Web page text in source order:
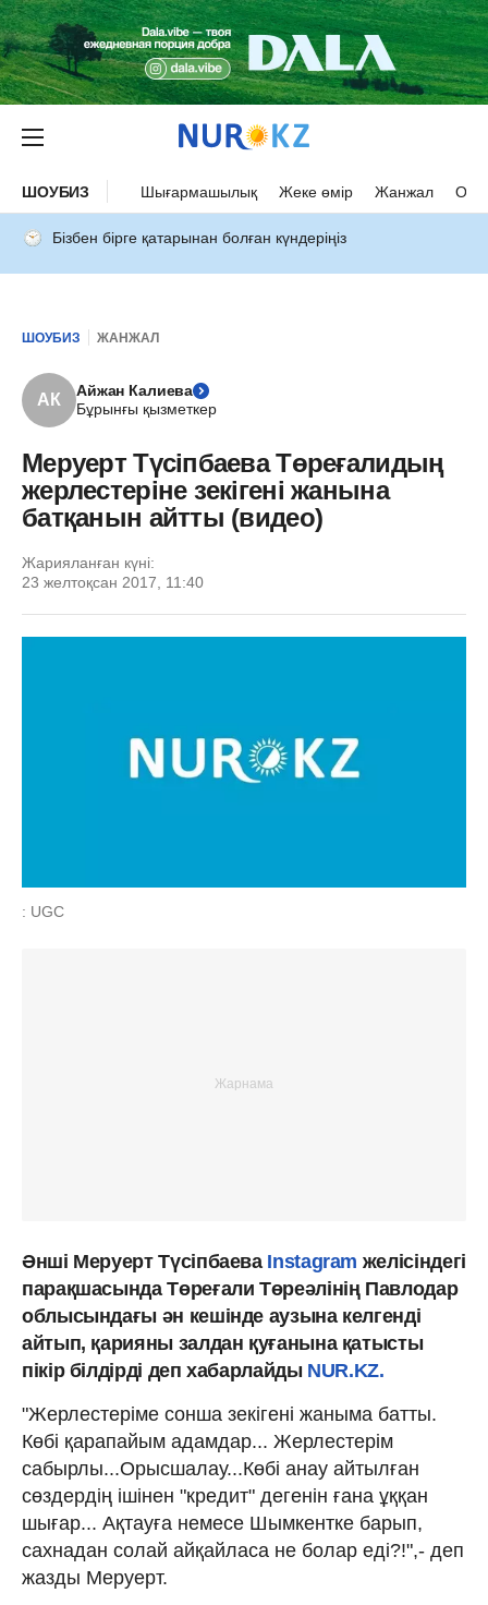
ШОУБИЗ Шығармашылық Жеке өмір Жанжал
Бізбен бірге қатарынан болған күндеріңіз
ШОУБИЗ ЖАНЖАЛ
АК
Айжан Калиева
Бұрынғы қызметкер
Меруерт Түсіпбаева Төреғалидың
жерлестеріне зекігені жанына
батқанын айтты (видео)
Жарияланған күні:
23 желтоқсан 2017, 11:40
: UGC
Әнші Меруерт ТүсіпбаеваInstagram желісіндегі
парақшасында Төреғали Төреәлінің Павлодар
облысындағы ән кешінде аузына келгенді
айтып, қарияны залдан қуғанына қатысты
пікір білдірді деп хабарлайдыNUR.KZ.
"Жерлестеріме сонша зекігені жаныма батты.
Көбі қарапайым адамдар... Жерлестерім
сабырлы...Орысшалау...Көбі анау айтылған
сөздердің ішінен "кредит" дегенін ғана ұққан
шығар... Ақтауға немесе Шымкентке барып,
сахнадан солай айқайласа не болар еді?!",- деп
жазды Меруерт.